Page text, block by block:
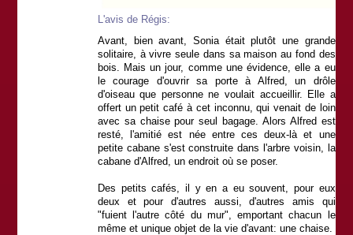
L'avis de Régis:
Avant, bien avant, Sonia était plutôt une grande
solitaire, à vivre seule dans sa maison au fond des
bois. Mais un jour, comme une évidence, elle a eu
le courage d'ouvrir sa porte à Alfred, un drôle
d'oiseau que personne ne voulait accueillir. Elle a
offert un petit café à cet inconnu, qui venait de loin
avec sa chaise pour seul bagage. Alors Alfred est
resté, l'amitié est née entre ces deux-là et une
petite cabane s'est construite dans l'arbre voisin, la
cabane d'Alfred, un endroit où se poser.
Des petits cafés, il y en a eu souvent, pour eux
deux et pour d'autres aussi, d'autres amis qui
"fuient l'autre côté du mur", emportant chacun le
même et unique objet de la vie d'avant: une chaise.